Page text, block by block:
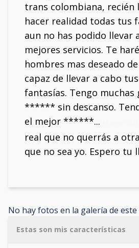
trans colombiana, recién
hacer realidad todas tus
aun no has podido llevar
mejores servicios. Te
hombres mas deseado
capaz de llevar a cabo
fantasías. Tengo muchas
****** sin descanso.
el mejor ******...
real que no querrás a
que no sea yo. Espero tu
No hay fotos en la galería de
Estas son mis características